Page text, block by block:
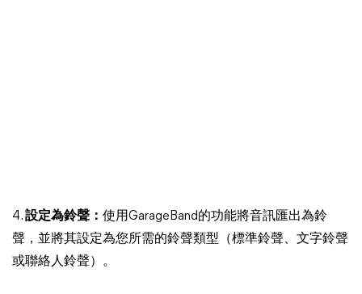
4.設定為鈴聲： 使用GarageBand的功能將音訊匯出為鈴
聲，並將其設定為您所需的鈴聲類型（標準鈴聲、文字鈴聲
或聯絡人鈴聲）。